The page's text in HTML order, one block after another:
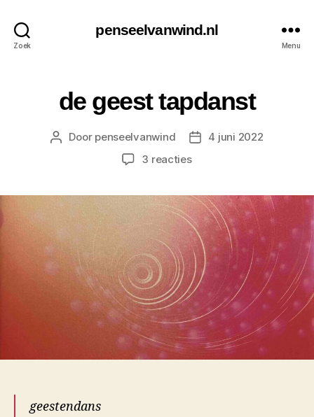
Zoek
penseelvanwind.nl
Menu
de geest tapdanst
Berichtauteur
Door penseelvanwind Berichtdatum
4 juni 2022
3 reactiesop
tapdanst
geestendans